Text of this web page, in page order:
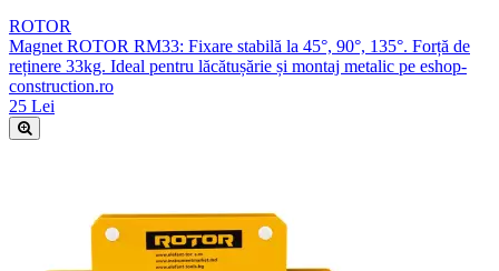
ROTOR
Magnet ROTOR RM33: Fixare stabilă la 45°, 90°, 135°. Forță de
reținere 33kg. Ideal pentru lăcătușărie și montaj metalic pe eshop-
construction.ro
25 Lei